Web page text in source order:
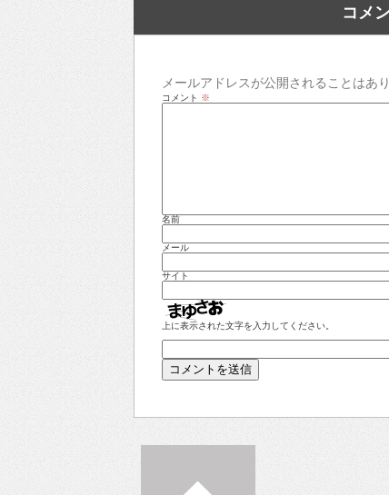
コメ
メールアドレスが公開されることはあり
コメント ※
名前
メール
サイト
上に表示された文字を入力してください。